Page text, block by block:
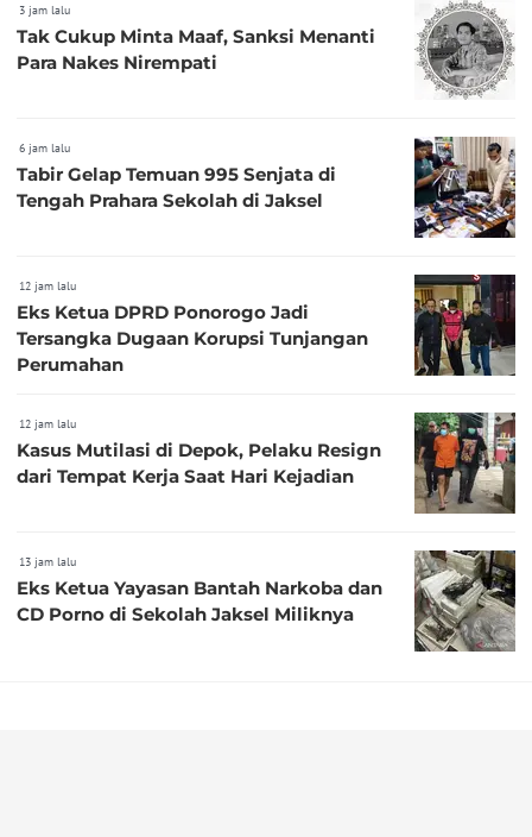
3 jam lalu
Tak Cukup Minta Maaf, Sanksi Menanti
Para Nakes Nirempati
6 jam lalu
Tabir Gelap Temuan 995 Senjata di
Tengah Prahara Sekolah di Jaksel
12 jam lalu
Eks Ketua DPRD Ponorogo Jadi
Tersangka Dugaan Korupsi Tunjangan
Perumahan
12 jam lalu
Kasus Mutilasi di Depok, Pelaku Resign
dari Tempat Kerja Saat Hari Kejadian
13 jam lalu
Eks Ketua Yayasan Bantah Narkoba dan
CD Porno di Sekolah Jaksel Miliknya